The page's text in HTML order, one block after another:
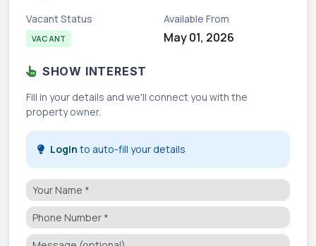
Vacant Status
VACANT
Available From
May 01, 2026
SHOW INTEREST
Fill in your details and we'll connect you with the
property owner.
Login to auto-fill your details